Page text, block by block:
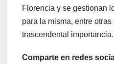
Florencia y se gestionan
para la misma, entre
trascendental importancia.
Comparte en redes